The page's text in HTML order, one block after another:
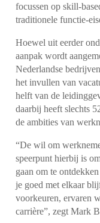
focussen op skill-
traditionele functie-
Hoewel uit eerder
aanpak wordt
Nederlandse
het invullen van
helft van de
daarbij heeft slechts
de ambities van
“De wil om
speerpunt hierbij is
gaan om te
je goed met elkaar
voorkeuren, ervaren
carrière”, zegt Mark